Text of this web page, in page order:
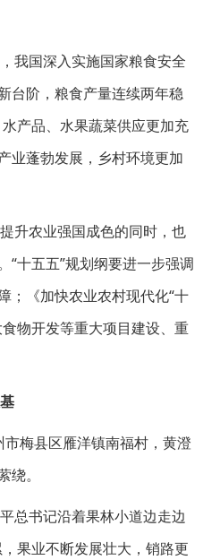
我国深入实施国家粮食安全
台阶，粮食产量连续两年稳
产品、水果蔬菜供应更加充
业蓬勃发展，乡村环境更加
升农业强国成色的同时，也
“十五五”规划纲要进一步强调
；《加快农业农村现代化“十
物开发等重大项目建设、重
梅县区雁洋镇南福村，黄澄
。
总书记沿着果林小道边走边
果业不断发展壮大，销路更